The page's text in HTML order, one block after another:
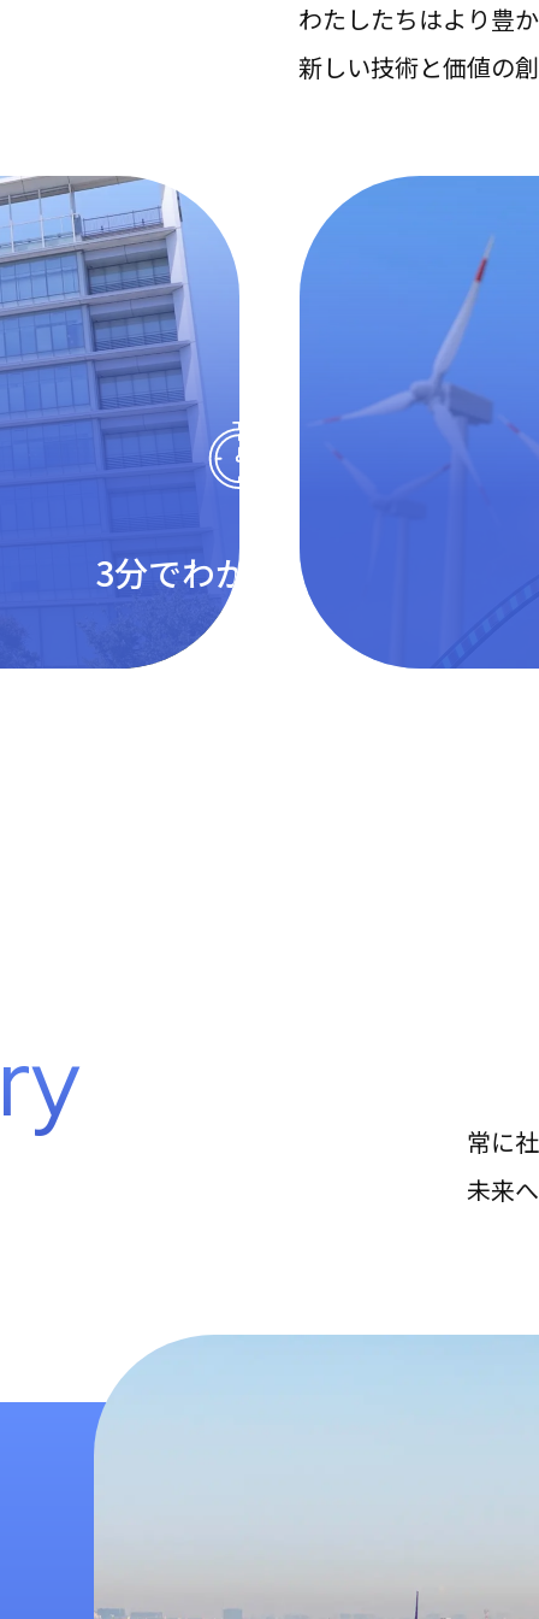
10月入社制度
わたしたちはより豊
新しい技術と価値の
3分でわかる明電舎
y
常に
未来